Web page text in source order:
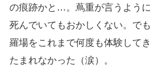
の痕跡かと…。蔦重が言うよう
死んでいてもおかしくない。で
羅場をこれまで何度も体験して
たまれなかった（涙）。